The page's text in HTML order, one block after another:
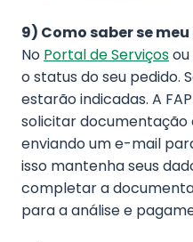
9) Como saber se
No Portal de Serviçosou
o status do seu pedido.
estarão indicadas. A
solicitar
enviando um e-mail
isso mantenha seus
completar a
para a análise e